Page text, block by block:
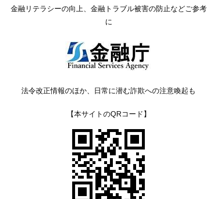
金融リテラシーの向上、金融トラブル被害の防止などご参考
に
法令改正情報のほか、日常に潜む詐欺への注意喚起も
【本サイトのQRコード】